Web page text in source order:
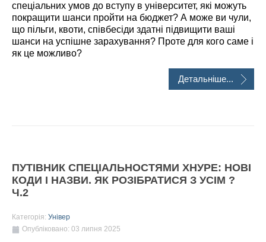
спеціальних умов до вступу в університет, які можуть
покращити шанси пройти на бюджет? А може ви чули,
що пільги, квоти, співбесіди здатні підвищити ваші
шанси на успішне зарахування? Проте для кого саме і
як це можливо?
Детальніше...
ПУТІВНИК СПЕЦІАЛЬНОСТЯМИ ХНУРЕ: НОВІ
КОДИ І НАЗВИ. ЯК РОЗІБРАТИСЯ З УСІМ ?
Ч.2
Категорія: Універ
Опубліковано: 03 липня 2025